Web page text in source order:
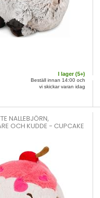
I lager (5+)
Beställ innan 14:00 och
vi skickar varan idag
NALLEBJÖRN,
OCH KUDDE - CUPCAKE